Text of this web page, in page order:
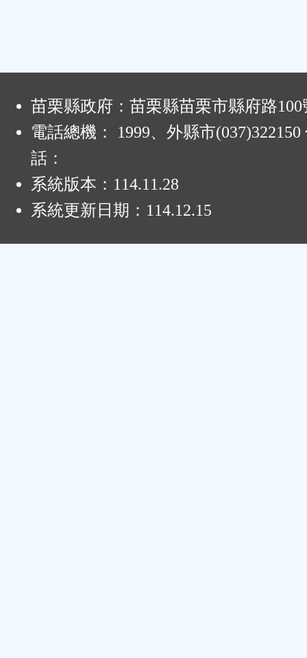
苗栗縣政府：苗栗縣苗栗市縣府路100
電話總機： 1999、外縣市(037)322150
話：
系統版本： 114.11.28
系統更新日期： 114.12.15